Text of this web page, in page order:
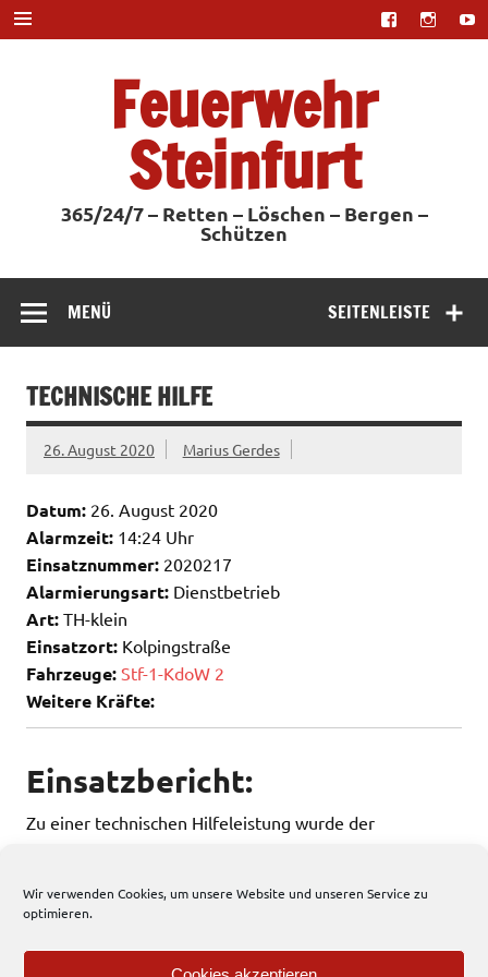
Wir verwenden Cookies, um unsere Website und unseren Service zu
optimieren.
Zum
Inhalt
springen
Feuerwehr
Steinfurt
365/24/7 – Retten – Löschen – Bergen –
Schützen
SEITENLEISTE
MENÜ
TECHNISCHE HILFE
26. August 2020 Marius Gerdes
Datum: 26. August 2020
Alarmzeit: 14:24 Uhr
Einsatznummer: 2020217
Alarmierungsart: Dienstbetrieb
Art: TH-klein
Einsatzort: Kolpingstraße
Fahrzeuge: Stf-1-KdoW 2
Weitere Kräfte:
Einsatzbericht:
Zu einer technischen Hilfeleistung wurde der